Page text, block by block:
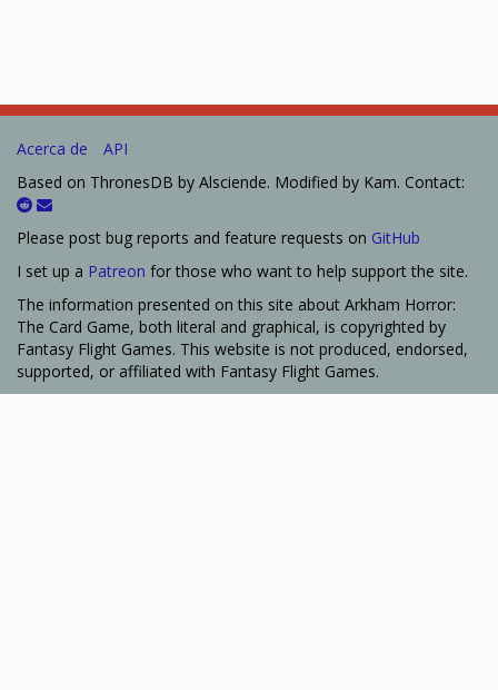
Acerca de
API
Based on ThronesDB by Alsciende. Modified by Kam. Contact:
Please post bug reports and feature requests on GitHub
I set up a Patreon for those who want to help support the site.
The information presented on this site about Arkham Horror:
The Card Game, both literal and graphical, is copyrighted by
Fantasy Flight Games. This website is not produced, endorsed,
supported, or affiliated with Fantasy Flight Games.